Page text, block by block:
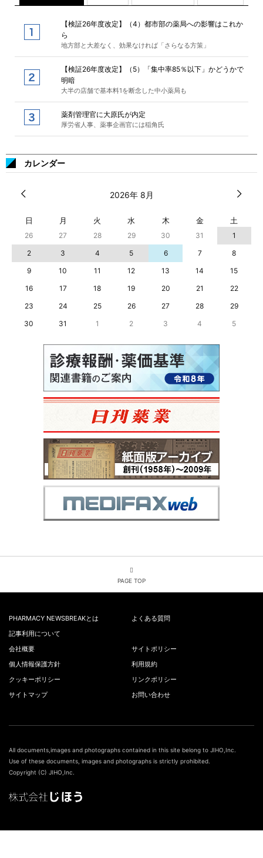
【検証26年度改定】（4）都市部の薬局への影響はこれか
ら
地方部と大差なく、効果なければ「さらなる方策」
【検証26年度改定】（5）「集中率85％以下」かどうかで
明暗
大半の店舗で基本料1を断念した中小薬局も
薬剤管理官に大原氏が内定
厚労省人事、薬事企画官には稲角氏
カレンダー
2026年 8月
日 月 火 水 木 金 土
26 27 28 29 30 31
1
2
3 4 5 6 7
8
9
10 11 12 13 14
15
16
17 18 19 20 21
22
23
24 25 26 27 28
29
30
31 1 2 3 4 5
PAGE TOP
PHARMACY NEWSBREAKとは
よくある質問
記事利用について
会社概要
サイトポリシー
個人情報保護方針
利用規約
クッキーポリシー
リンクポリシー
サイトマップ
お問い合わせ
All documents,images and photographs contained in this site belong to JIHO,Inc.
Use of these documents, images and photographs is strictly prohibited.
Copyright (C) JIHO,Inc.